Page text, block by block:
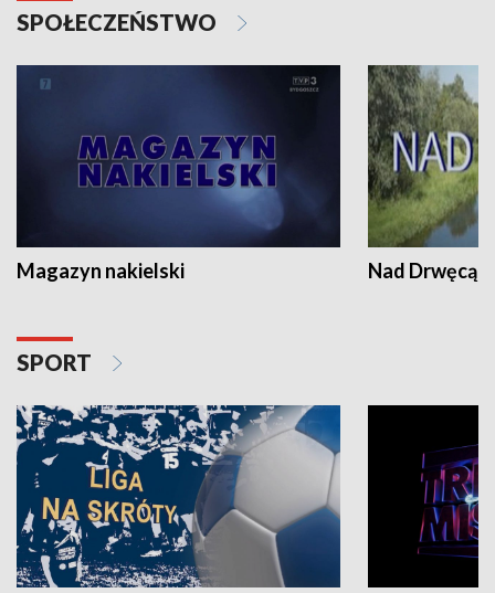
SPOŁECZEŃSTWO
Magazyn nakielski Nad Drwęcą
SPORT